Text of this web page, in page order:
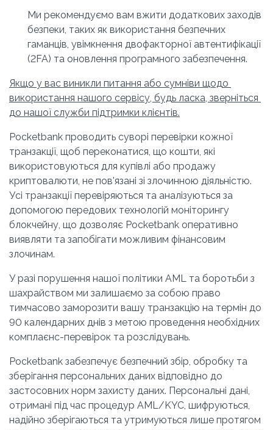
Ми рекомендуємо вам вжити додаткових заходів
безпеки, таких як використання безпечних
гаманців, увімкнення двофакторної автентифікації
(2FA) та оновлення програмного забезпечення.
Якщо у вас виникли питання або сумніви щодо
використання нашого сервісу, будь ласка, зверніться
до нашої служби підтримки клієнтів.
Pocketbank проводить суворі перевірки кожної
транзакції, щоб переконатися, що кошти, які
використовуються для купівлі або продажу
криптовалюти, не пов'язані зі злочинною діяльністю.
Усі транзакції перевіряються та аналізуються за
допомогою передових технологій моніторингу
блокчейну, що дозволяє Pocketbank оперативно
виявляти та запобігати можливим фінансовим
злочинам.
У разі порушення нашої політики AML та боротьби з
шахрайством ми залишаємо за собою право
тимчасово заморозити вашу транзакцію на термін до
90 календарних днів з метою проведення необхідних
комплаєнс-перевірок та розслідувань.
Pocketbank забезпечує безпечний збір, обробку та
зберігання персональних даних відповідно до
застосовних норм захисту даних. Персональні дані,
отримані під час процедур AML/KYC, шифруються,
надійно зберігаються та утримуються лише протягом